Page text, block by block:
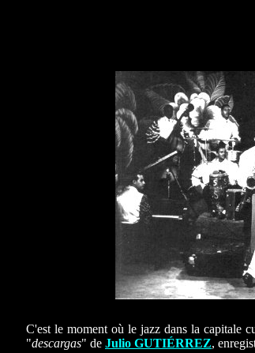
C'est le moment où le jazz dans la capitale
"descargas" de Julio GUTIÉRREZ,